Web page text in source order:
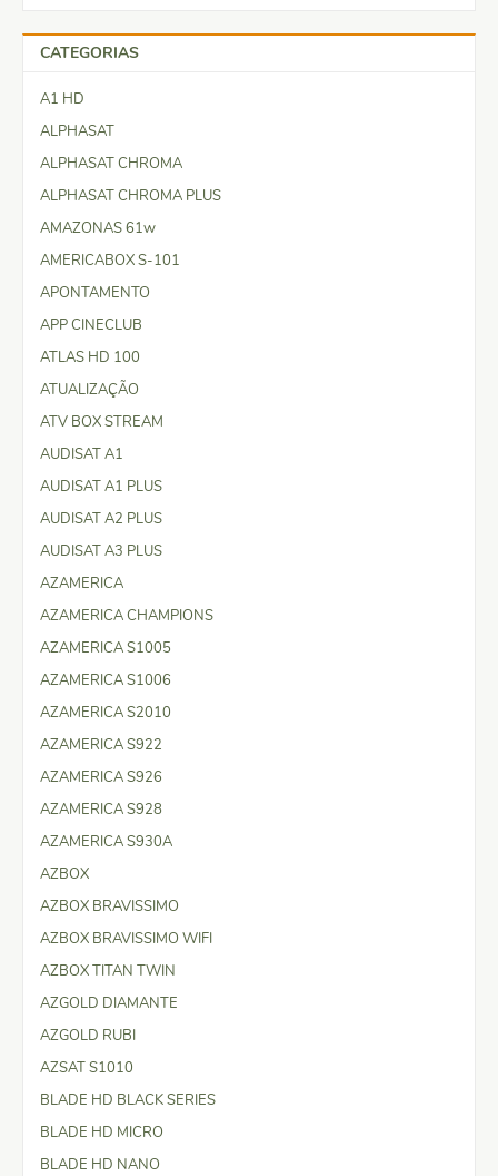
CATEGORIAS
A1 HD
ALPHASAT
ALPHASAT CHROMA
ALPHASAT CHROMA PLUS
AMAZONAS 61w
AMERICABOX S-101
APONTAMENTO
APP CINECLUB
ATLAS HD 100
ATUALIZAÇÃO
ATV BOX STREAM
AUDISAT A1
AUDISAT A1 PLUS
AUDISAT A2 PLUS
AUDISAT A3 PLUS
AZAMERICA
AZAMERICA CHAMPIONS
AZAMERICA S1005
AZAMERICA S1006
AZAMERICA S2010
AZAMERICA S922
AZAMERICA S926
AZAMERICA S928
AZAMERICA S930A
AZBOX
AZBOX BRAVISSIMO
AZBOX BRAVISSIMO WIFI
AZBOX TITAN TWIN
AZGOLD DIAMANTE
AZGOLD RUBI
AZSAT S1010
BLADE HD BLACK SERIES
BLADE HD MICRO
BLADE HD NANO